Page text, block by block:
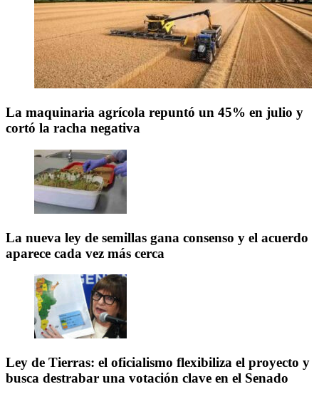
La maquinaria agrícola repuntó un 45% en julio y
cortó la racha negativa
La nueva ley de semillas gana consenso y el acuerdo
aparece cada vez más cerca
Ley de Tierras: el oficialismo flexibiliza el proyecto y
busca destrabar una votación clave en el Senado